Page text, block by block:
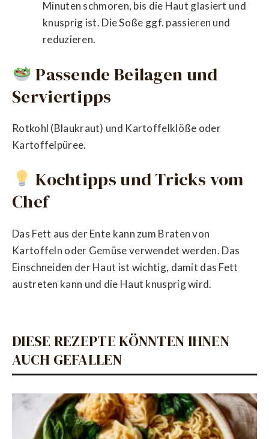
Minuten schmoren, bis die Haut glasiert und
knusprig ist. Die Soße ggf. passieren und
reduzieren.
Passende Beilagen und
Serviertipps
Rotkohl (Blaukraut) und Kartoffelklöße oder
Kartoffelpüree.
Kochtipps und Tricks vom
Chef
Das Fett aus der Ente kann zum Braten von
Kartoffeln oder Gemüse verwendet werden. Das
Einschneiden der Haut ist wichtig, damit das Fett
austreten kann und die Haut knusprig wird.
DIESE REZEPTE KÖNNTEN IHNEN
AUCH GEFALLEN